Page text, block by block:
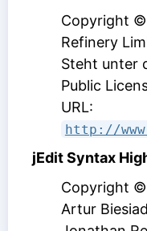
Copyright ©
Refinery
Steht unter
Public
URL:
http://
jEdit Syntax
Copyright ©
Artur